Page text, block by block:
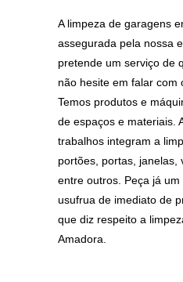
A limpeza de garagens
assegurada pela nossa
pretende um serviço de
não hesite em falar com
Temos produtos e
de espaços e materiais.
trabalhos integram a
portões, portas, janelas,
entre outros. Peça já
usufrua de imediato de
que diz respeito a
Amadora.